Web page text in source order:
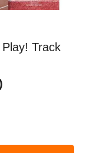
Track